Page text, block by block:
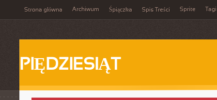
Strona główna Archiwum Śpiączka Spis Treści Sprite Tagi
PIĘDZIESIĄT